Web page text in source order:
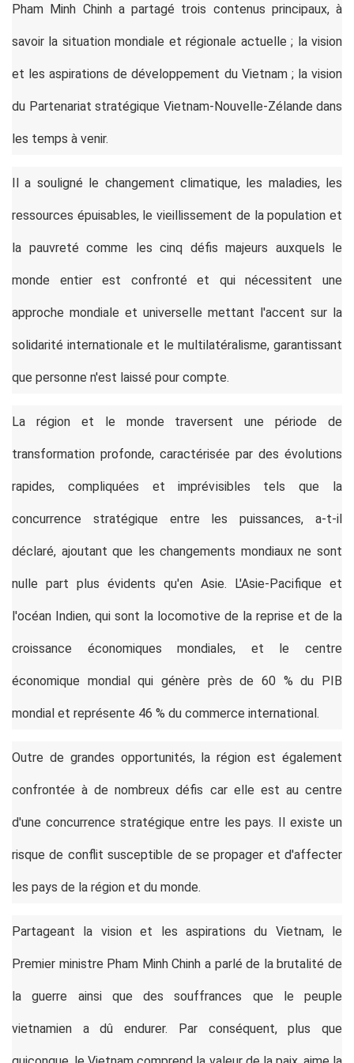
Pham Minh Chinh a partagé trois contenus principaux, à
savoir la situation mondiale et régionale actuelle ; la vision
et les aspirations de développement du Vietnam ; la vision
du Partenariat stratégique Vietnam-Nouvelle-Zélande dans
les temps à venir.
Il a souligné le changement climatique, les maladies, les
ressources épuisables, le vieillissement de la population et
la pauvreté comme les cinq défis majeurs auxquels le
monde entier est confronté et qui nécessitent une
approche mondiale et universelle mettant l'accent sur la
solidarité internationale et le multilatéralisme, garantissant
que personne n'est laissé pour compte.
La région et le monde traversent une période de
transformation profonde, caractérisée par des évolutions
rapides, compliquées et imprévisibles tels que la
concurrence stratégique entre les puissances, a-t-il
déclaré, ajoutant que les changements mondiaux ne sont
nulle part plus évidents qu'en Asie. L'Asie-Pacifique et
l'océan Indien, qui sont la locomotive de la reprise et de la
croissance économiques mondiales, et le centre
économique mondial qui génère près de 60 % du PIB
mondial et représente 46 % du commerce international.
Outre de grandes opportunités, la région est également
confrontée à de nombreux défis car elle est au centre
d'une concurrence stratégique entre les pays. Il existe un
risque de conflit susceptible de se propager et d'affecter
les pays de la région et du monde.
Partageant la vision et les aspirations du Vietnam, le
Premier ministre Pham Minh Chinh a parlé de la brutalité de
la guerre ainsi que des souffrances que le peuple
vietnamien a dû endurer. Par conséquent, plus que